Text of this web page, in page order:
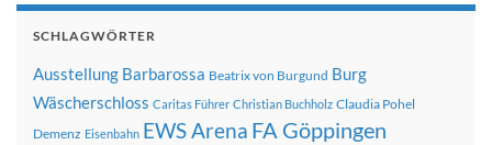
SCHLAGWÖRTER
Ausstellung Barbarossa Beatrix von Burgund Burg
Wäscherschloss Caritas Führer Christian Buchholz Claudia Pohel
Demenz Eisenbahn EWS Arena FA Göppingen